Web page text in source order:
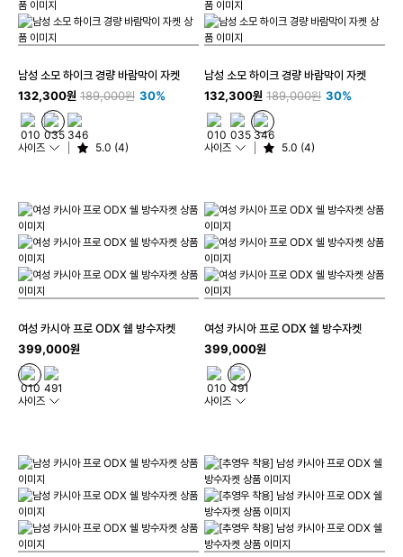
남성 소모 하이크 경량 바람막이 자켓
132,300원 189,000원 30%
사이즈 5.0 (4)
남성 소모 하이크 경량 바람막이 자켓
132,300원 189,000원 30%
사이즈 5.0 (4)
여성 카시아 프로 ODX 쉘 방수자켓
399,000원
사이즈
여성 카시아 프로 ODX 쉘 방수자켓
399,000원
사이즈